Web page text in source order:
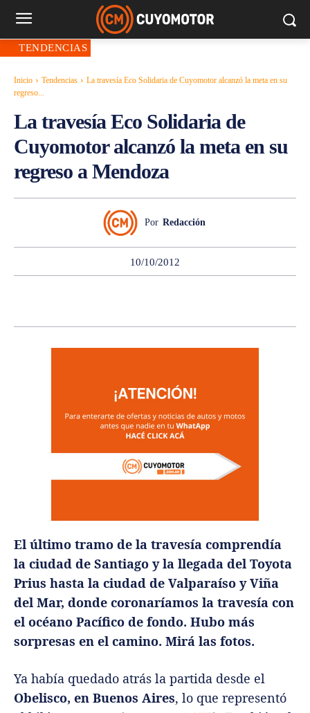
TENDENCIAS
Inicio Tendencias
La travesía Eco Solidaria de Cuyomotor alcanzó la meta en su
regreso...
La travesía Eco Solidaria de
Cuyomotor alcanzó la meta en su
regreso a Mendoza
Por Redacción
10/10/2012
El último tramo de la travesía comprendía
la ciudad de Santiago y la llegada del Toyota
Prius hasta la ciudad de Valparaíso y Viña
del Mar, donde coronaríamos la travesía con
el océano Pacífico de fondo. Hubo más
sorpresas en el camino. Mirá las fotos.
Ya había quedado atrás la partida desde el
Obelisco, en Buenos Aires, lo que representó